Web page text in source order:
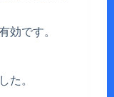
効です。
た。